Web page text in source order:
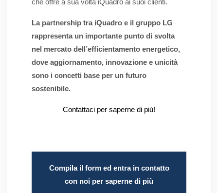
che offre a sua volta iQuadro ai suoi clienti.
La partnership tra iQuadro e il gruppo LG
rappresenta un importante punto di svolta
nel mercato dell’efficientamento energetico,
dove aggiornamento, innovazione e unicità
sono i concetti base per un futuro
sostenibile.
Contattaci per saperne di più!
Compila il form ed entra in contatto
con noi per saperne di più